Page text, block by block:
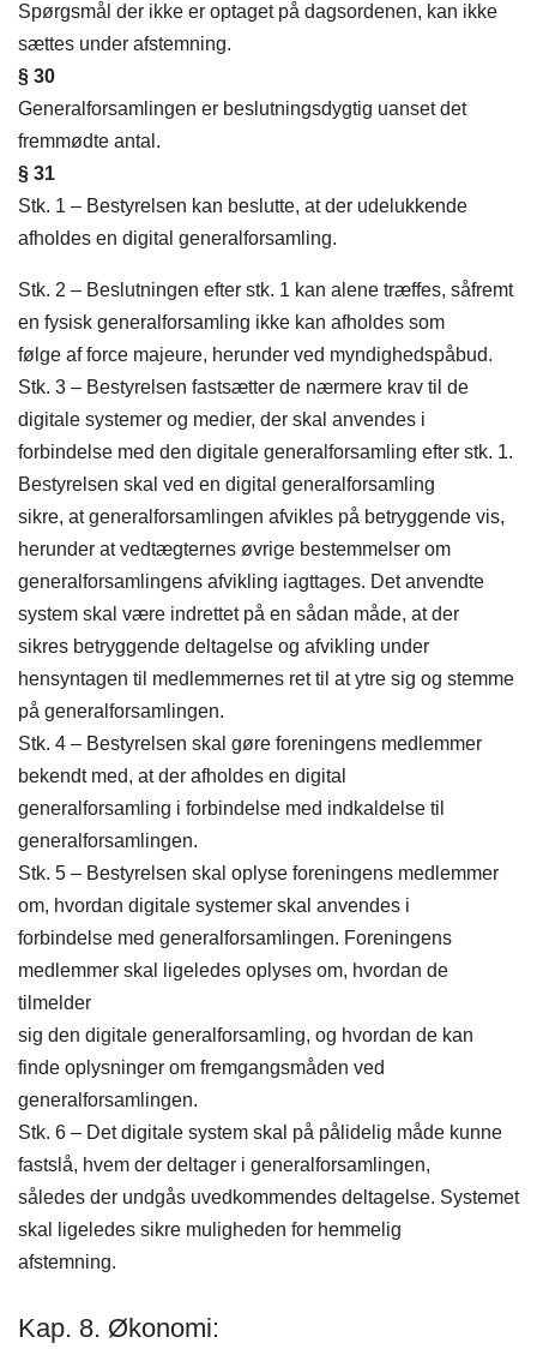
Spørgsmål der ikke er optaget på dagsordenen, kan ikke
sættes under afstemning.
§ 30
Generalforsamlingen er beslutningsdygtig uanset det
fremmødte antal.
§ 31
Stk. 1 – Bestyrelsen kan beslutte, at der udelukkende
afholdes en digital generalforsamling.
Stk. 2 – Beslutningen efter stk. 1 kan alene træffes, såfremt
en fysisk generalforsamling ikke kan afholdes som
følge af force majeure, herunder ved myndighedspåbud.
Stk. 3 – Bestyrelsen fastsætter de nærmere krav til de
digitale systemer og medier, der skal anvendes i
forbindelse med den digitale generalforsamling efter stk. 1.
Bestyrelsen skal ved en digital generalforsamling
sikre, at generalforsamlingen afvikles på betryggende vis,
herunder at vedtægternes øvrige bestemmelser om
generalforsamlingens afvikling iagttages. Det anvendte
system skal være indrettet på en sådan måde, at der
sikres betryggende deltagelse og afvikling under
hensyntagen til medlemmernes ret til at ytre sig og stemme
på generalforsamlingen.
Stk. 4 – Bestyrelsen skal gøre foreningens medlemmer
bekendt med, at der afholdes en digital
generalforsamling i forbindelse med indkaldelse til
generalforsamlingen.
Stk. 5 – Bestyrelsen skal oplyse foreningens medlemmer
om, hvordan digitale systemer skal anvendes i
forbindelse med generalforsamlingen. Foreningens
medlemmer skal ligeledes oplyses om, hvordan de
tilmelder
sig den digitale generalforsamling, og hvordan de kan
finde oplysninger om fremgangsmåden ved
generalforsamlingen.
Stk. 6 – Det digitale system skal på pålidelig måde kunne
fastslå, hvem der deltager i generalforsamlingen,
således der undgås uvedkommendes deltagelse. Systemet
skal ligeledes sikre muligheden for hemmelig
afstemning.
Kap. 8. Økonomi: